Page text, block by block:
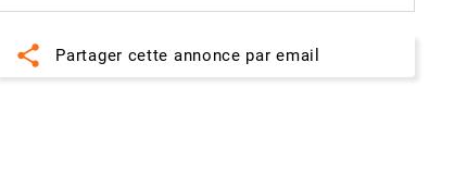
share Partager cette annonce par email